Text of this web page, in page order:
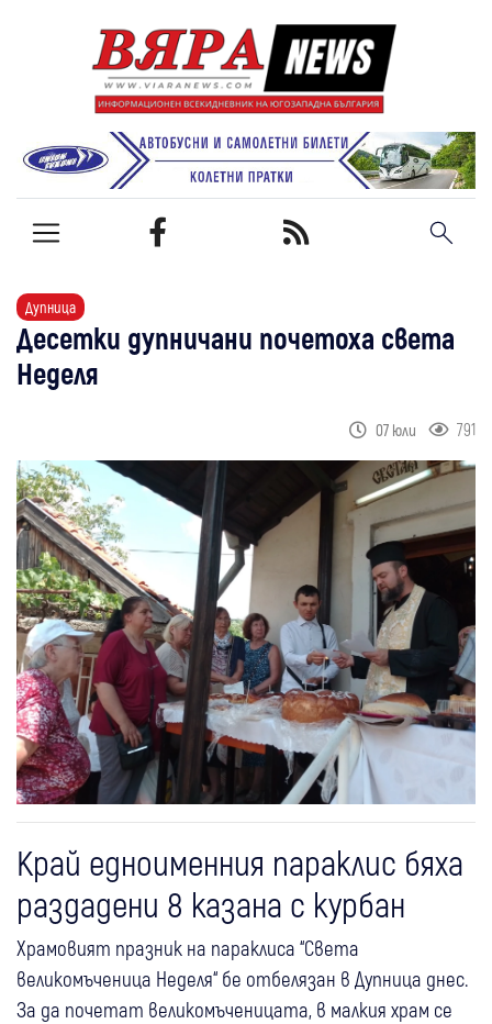
Дупница
Десетки дупничани почетоха света
Неделя
07 юли 791
Край едноименния параклис бяха
раздадени 8 казана с курбан
Храмовият празник на параклиса “Света
великомъченица Неделя“ бе отбелязан в Дупница днес.
За да почетат великомъченицата, в малкия храм се